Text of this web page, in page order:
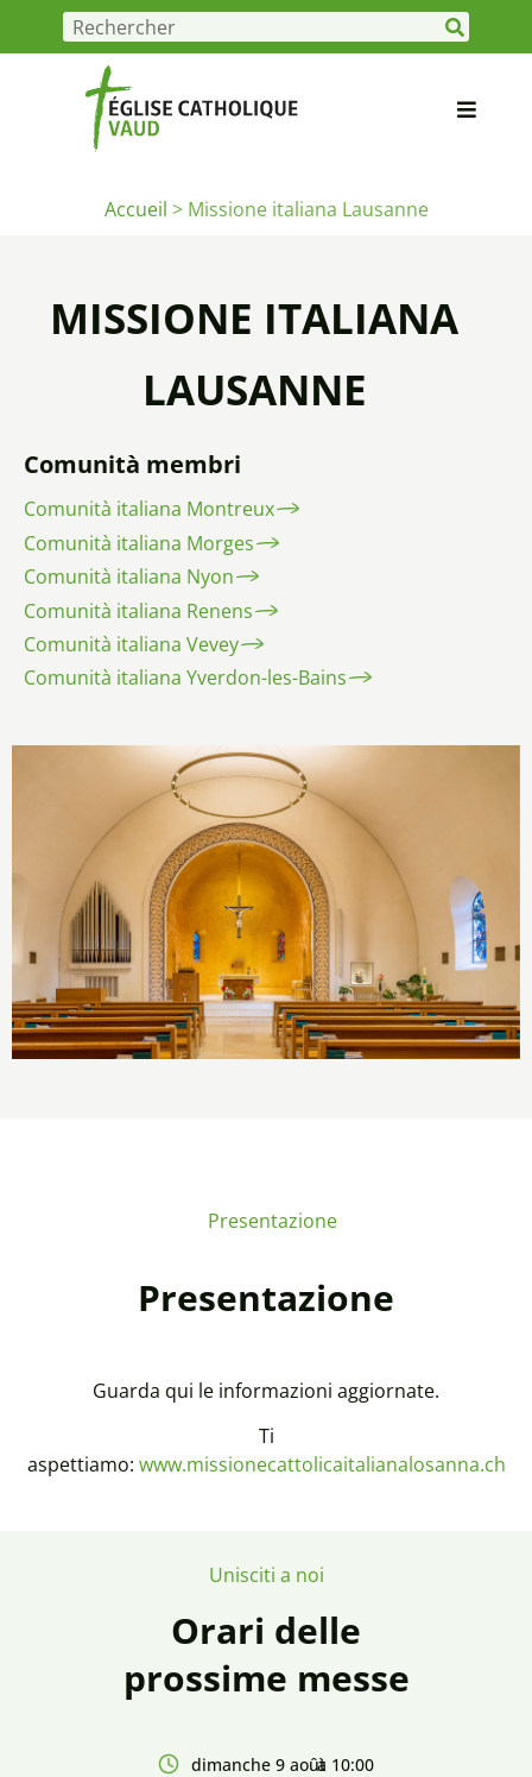
Accueil > Missione italiana Lausanne
MISSIONE ITALIANA
LAUSANNE
Comunità membri
Comunità italiana Montreux
Comunità italiana Morges
Comunità italiana Nyon
Comunità italiana Renens
Comunità italiana Vevey
Comunità italiana Yverdon-les-Bains
Presentazione
Presentazione
Guarda qui le informazioni aggiornate.
Ti
aspettiamo: www.missionecattolicaitalianalosanna.ch
Unisciti a noi
Orari delle
prossime messe
dimanche 9 aoûtà 10:00